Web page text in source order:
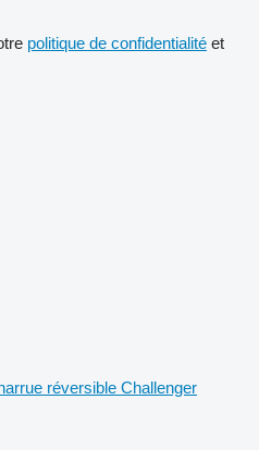
politique de confidentialité et
réversible Challenger